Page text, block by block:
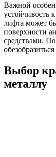
Важной
устойчивость
лифта может
поверхности
средствами.
Выбор
металлу